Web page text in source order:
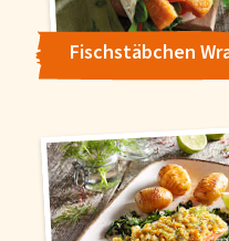
Fischstäbchen